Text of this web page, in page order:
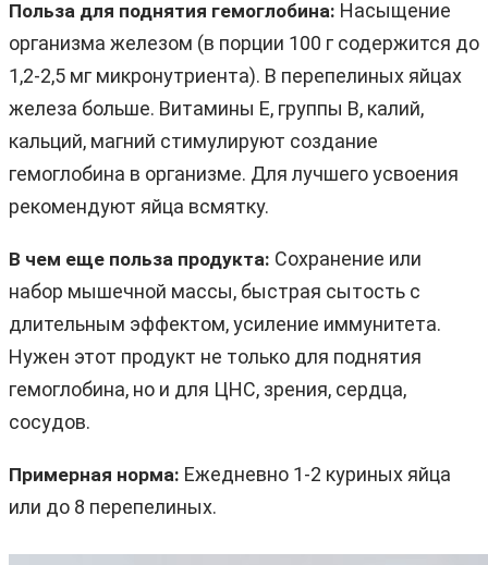
Польза для поднятия гемоглобина: Насыщение
организма железом (в порции 100 г содержится до
1,2-2,5 мг микронутриента). В перепелиных яйцах
железа больше. Витамины E, группы B, калий,
кальций, магний стимулируют создание
гемоглобина в организме. Для лучшего усвоения
рекомендуют яйца всмятку.
В чем еще польза продукта: Сохранение или
набор мышечной массы, быстрая сытость с
длительным эффектом, усиление иммунитета.
Нужен этот продукт не только для поднятия
гемоглобина, но и для ЦНС, зрения, сердца,
сосудов.
Примерная норма: Ежедневно 1-2 куриных яйца
или до 8 перепелиных.